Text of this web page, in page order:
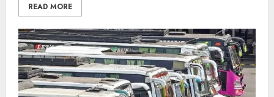
READ MORE